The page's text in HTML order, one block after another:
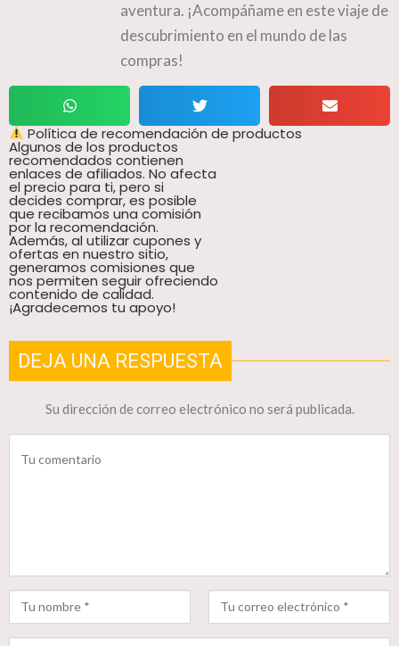
aventura. ¡Acompáñame en este viaje de
descubrimiento en el mundo de las
compras!
Política de recomendación de productos
Algunos de los productos
recomendados contienen
enlaces de afiliados. No afecta
el precio para ti, pero si
decides comprar, es posible
que recibamos una comisión
por la recomendación.
Además, al utilizar cupones y
ofertas en nuestro sitio,
generamos comisiones que
nos permiten seguir ofreciendo
contenido de calidad.
¡Agradecemos tu apoyo!
DEJA UNA RESPUESTA
Su dirección de correo electrónico no será publicada.